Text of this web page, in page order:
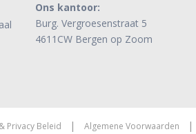
Ons kantoor:
Burg. Vergroesenstraat 5
4611CW Bergen op Zoom
Privacy Beleid | Algemene Voorwaarden |